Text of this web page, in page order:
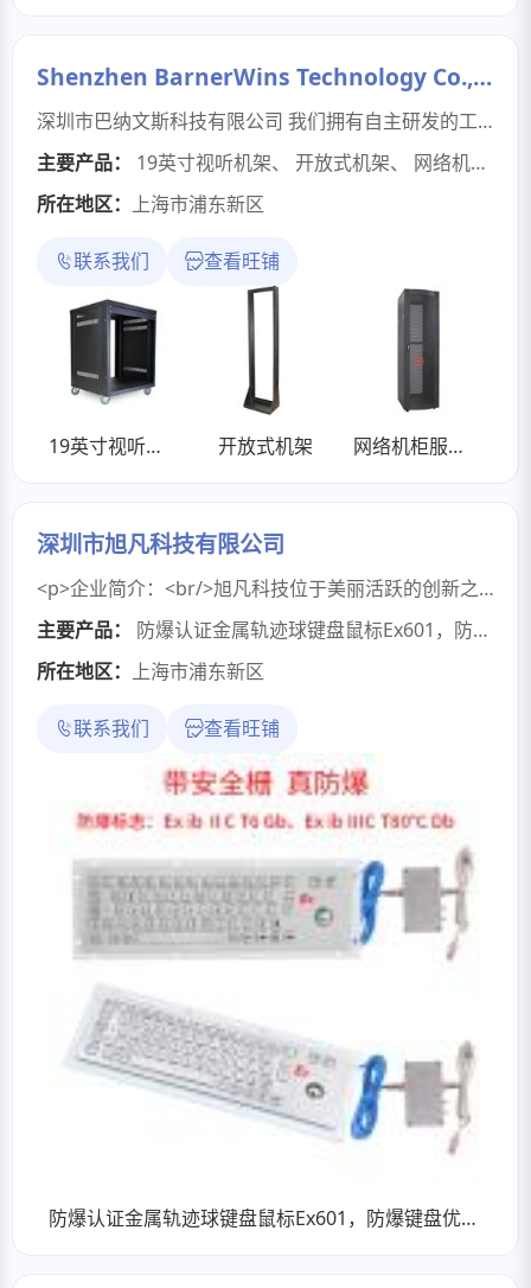
Shenzhen BarnerWins Technology Co., Ltd
深圳市巴纳文斯科技有限公司 我们拥有自主研发的工厂团队和高级管理平台，能够根据客户的个性化需求，为客户提供技术咨询、方案设计、产品开发与生产、系统安装、售后维护及功能改造等专业服务。巴纳文斯产品与服务的理念基于易用的硬件和软件应用解决方案。 我们依托传统生产行业，专注于互联与智能系统集成，将我们的智能基础设施产品应用于智能机房、智能楼宇、智能监控、智能汽车充电、信息产业、环境监测等行业。
主要产品：
19英寸视听机架、 开放式机架、 网络机柜服务器机架
所在地区： 上海市浦东新区
联系我们 查看旺铺
19英寸视听机架 开放式机架 网络机柜服务器机架
深圳市旭凡科技有限公司
<p>企业简介：<br/>旭凡科技位于美丽活跃的创新之都深圳，是国家高新技术企业，注册资本600 万元，秉承“专业专注，创新共赢”的经营理念，研发人员通过 20 多年的行业技术经验积累，专注致力于全球输入设备和控制模块等产品设计、加工与生产，我们始终坚持以客户需求为导向，全力全流程打造让客户满意的产品和服务，将我们的专业技术和持续创新进行到底。我们对产品设计的理念是：“没有做不到，只有想不到”！旭凡科技为响应国家提倡的“一带一路”的国家战略构想，积极参与本国及沿线各国对各种输入设备的技术革新与订制化服务，让“中国制造”惠及世界，也助推“中国制造”的品牌影响力。让我们一起共商、共建、共享,携手开创新的商机，拓展发展新空间，实现优势互补、互利共赢。 旭<br/>凡科技感恩各位新老客户的支持，我们将矢志不渝的努力做好产品与服务！也愿携手各位同行共创辉煌！<br/>本公司主要产品包括金属大键盘﹑金属定位设备﹑金属非加密小键盘﹑金属防爆键盘﹑金属特种键盘这 5 大类。旭凡科技的按需定制化设计是大的亮点，因为行业经验丰富和技术人员多年的深耕和积累，对客户的需求都能很好的满足和延展。主要应用于各种无人监管场所或者半监管场所的信息终端,比如互联网终端、大学、商场、酒店、银行、机场、车站和其它公共场所的信息亭、自动售票机、加油站 、航海、公用电话、石油化工、舰船、高铁设备等领域. 本公司致力于专业的生产与设计，以技术创新为核心﹑以质量取胜让客户放心﹑以服务周到为中心，矢志不渝的为客户做好全方位的配套与保障服务，总结本公司的产品特点与情况汇报如下：<br/>1、行业实行全系列键盘、鼠标 3 年超长质保的厂家，敢于承诺源于自信；<br/>2、通过 ISO9001 质量管理体系，始终重视质量管理与改善，做好每个过程细节；<br/>3、通过认证机构获得全系列金属键盘的防爆合格认证；<br/>4、取得 CE、ROHS、FCC 等诸多认证；<br/>5、申请并取得 20 多项国家（包括发明﹑实用新型﹑软件著作权等）；<br/>6、攻破行业难关，解决信号衰减等问题，成功研制金属无线键盘和触摸板。<br/>7、为满足客户需求，成功研发了游戏无冲键盘。<br/>8、与国家多个专业科研院所机构和大学等组织有长期合作关系。<br/>9﹑为满足客户复杂的应用场景，成功研制了在强干扰环境使用的金属键盘。<br/>10﹑为解决客户存在的兼容性需求，成功研制了兼容性和匹配性好的键盘。<br/>11、为客户工业配套需求研发了触摸式的键盘，从而改变输入场景。<br/>12、为汽车工业配套需求研发了 CAN 总线键盘，努力做好工业配套。<br/>13、取得国家高新技术企业的认定，并获得证书。<br/><br/></p>
主要产品：
防爆认证金属轨迹球键盘鼠标Ex601，防爆键盘优质供应商
所在地区： 上海市浦东新区
联系我们 查看旺铺
防爆认证金属轨迹球键盘鼠标Ex601，防爆键盘优质供应商